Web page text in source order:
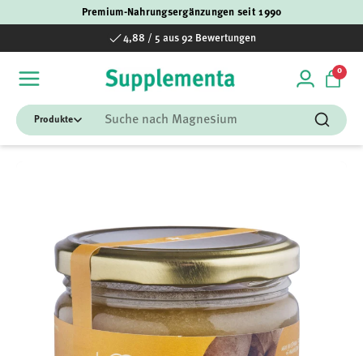
Premium-Nahrungsergänzungen seit 1990
4,88 / 5 aus 92 Bewertungen
Einloggen
00
Suchen
Suchen